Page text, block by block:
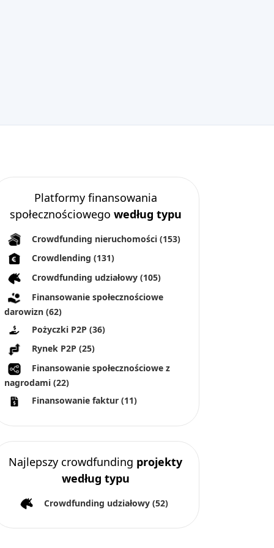
Platformy finansowania
społecznościowego według typu
Crowdfunding nieruchomości (153)
Crowdlending (131)
Crowdfunding udziałowy (105)
Finansowanie społecznościowe
darowizn (62)
Pożyczki P2P (36)
Rynek P2P (25)
Finansowanie społecznościowe z
nagrodami (22)
Finansowanie faktur (11)
Najlepszy crowdfunding projekty
według typu
Crowdfunding udziałowy (52)